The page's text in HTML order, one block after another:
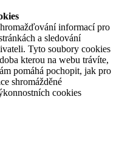
informací pro
a sledování
Tyto soubory cookies
kterou na webu trávíte,
pomáhá pochopit, jak pro
shromážděné
cookies